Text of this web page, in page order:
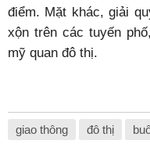
điểm. Mặt khác, giải
xộn trên các tuyến
mỹ quan đô thị.
giao thông đô thị